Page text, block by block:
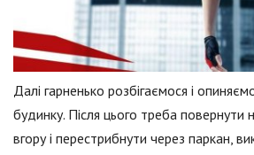
Далі гарненько розбігаємося і
будинку. Після цього треба повернути
вгору і перестрибнути через паркан,